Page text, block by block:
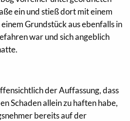
ein und stieß dort mit einem
Grundstück aus ebenfalls in
war und sich angeblich
der Auffassung, dass
Schaden allein zu haften habe,
bereits auf der